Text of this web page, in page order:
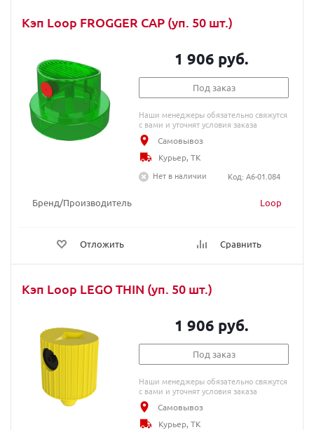
Кэп Loop FROGGER CAP (уп. 50 шт.)
Бренд/Производитель Loop
Отложить Сравнить
1 906 руб.
Под заказ
Наши менеджеры обязательно свяжутся
с вами и уточнят условия заказа
Самовывоз
Курьер, ТК
Нет в наличии
Код: A6-01.084
Кэп Loop LEGO THIN (уп. 50 шт.)
1 906 руб.
Под заказ
Наши менеджеры обязательно свяжутся
с вами и уточнят условия заказа
Самовывоз
Курьер, ТК